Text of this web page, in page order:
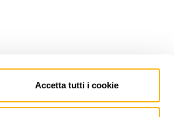
Accetta tutti i cookie